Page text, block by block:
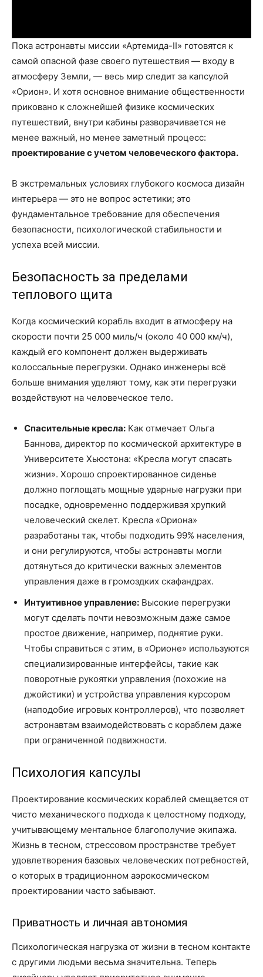
Пока астронавты миссии «Артемида-II» готовятся к
самой опасной фазе своего путешествия — входу в
атмосферу Земли, — весь мир следит за капсулой
«Орион». И хотя основное внимание общественности
приковано к сложнейшей физике космических
путешествий, внутри кабины разворачивается не
менее важный, но менее заметный процесс:
проектирование с учетом человеческого фактора.
В экстремальных условиях глубокого космоса дизайн
интерьера — это не вопрос эстетики; это
фундаментальное требование для обеспечения
безопасности, психологической стабильности и
успеха всей миссии.
Безопасность за пределами
теплового щита
Когда космический корабль входит в атмосферу на
скорости почти 25 000 миль/ч (около 40 000 км/ч),
каждый его компонент должен выдерживать
колоссальные перегрузки. Однако инженеры всё
больше внимания уделяют тому, как эти перегрузки
воздействуют на человеческое тело.
Спасительные кресла: Как отмечает Ольга
Баннова, директор по космической архитектуре в
Университете Хьюстона: «Кресла могут спасать
жизни». Хорошо спроектированное сиденье
должно поглощать мощные ударные нагрузки при
посадке, одновременно поддерживая хрупкий
человеческий скелет. Кресла «Ориона»
разработаны так, чтобы подходить 99% населения,
и они регулируются, чтобы астронавты могли
дотянуться до критически важных элементов
управления даже в громоздких скафандрах.
Интуитивное управление: Высокие перегрузки
могут сделать почти невозможным даже самое
простое движение, например, поднятие руки.
Чтобы справиться с этим, в «Орионе» используются
специализированные интерфейсы, такие как
поворотные рукоятки управления (похожие на
джойстики) и устройства управления курсором
(наподобие игровых контроллеров), что позволяет
астронавтам взаимодействовать с кораблем даже
при ограниченной подвижности.
Психология капсулы
Проектирование космических кораблей смещается от
чисто механического подхода к целостному подходу,
учитывающему ментальное благополучие экипажа.
Жизнь в тесном, стрессовом пространстве требует
удовлетворения базовых человеческих потребностей,
о которых в традиционном аэрокосмическом
проектировании часто забывают.
Приватность и личная автономия
Психологическая нагрузка от жизни в тесном контакте
с другими людьми весьма значительна. Теперь